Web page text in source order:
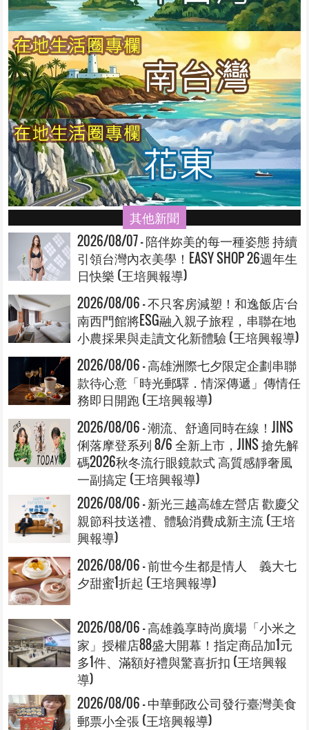
其他新聞
2026/08/07 - 陪伴妳美的每一種姿態 持續
引領台灣內衣美學！EASY SHOP 26週年生
日快樂 (王培興報導)
2026/08/06 - 不只客房減塑！和逸飯店·台
南西門館將ESG融入親子旅程，串聯在地
小農採果與走讀文化新體驗 (王培興報導)
2026/08/06 - 高雄洲際七夕限定企劃串聯
款待心意「時光郵驛．情深傳遞」傳情任
務即日開跑 (王培興報導)
2026/08/06 - 潮流、舒適同時在線！JINS
俐落摩登系列 8/6 全新上市，JINS 搶先解
碼2026秋冬流行眼鏡款式 高質感靜奢風
一副搞定 (王培興報導)
2026/08/06 - 新光三越高雄左營店 歡慶父
親節科技送禮、體驗消費成新主流 (王培
興報導)
2026/08/06 - 前世今生都是情人 義大七
夕甜蜜1折起 (王培興報導)
2026/08/06 - 高雄義享時尚廣場「小米之
家」授權店88盛大開幕！指定商品加1元
多1件、滿額好禮與驚喜折扣 (王培興報
導)
2026/08/06 - 中華郵政公司發行臺灣美食
郵票小全張 (王培興報導)